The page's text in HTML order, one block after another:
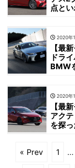
点と
2020年
【最
ドラ
BMW
2020年
【最
アク
を探っ
« Prev 1 …